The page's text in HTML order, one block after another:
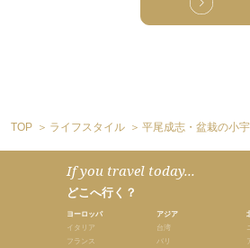
TOP ライフスタイル 平尾成志・盆栽の小
If you travel today...
どこへ行く？
ヨーロッパ
イタリア
フランス
アジア
台湾
バリ